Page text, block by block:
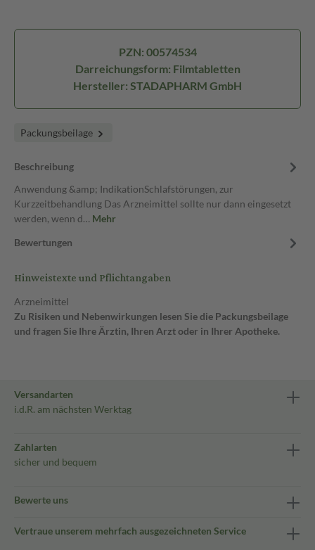
PZN: 00574534
Darreichungsform: Filmtabletten
Hersteller: STADAPHARM GmbH
Packungsbeilage
Beschreibung
Anwendung &amp; IndikationSchlafstörungen, zur
Kurzzeitbehandlung Das Arzneimittel sollte nur dann eingesetzt
werden, wenn d… Mehr
Bewertungen
Hinweistexte und Pflichtangaben
Arzneimittel
Zu Risiken und Nebenwirkungen lesen Sie die Packungsbeilage
und fragen Sie Ihre Ärztin, Ihren Arzt oder in Ihrer Apotheke.
Versandarten
i.d.R. am nächsten Werktag
Zahlarten
sicher und bequem
Bewerte uns
Vertraue unserem mehrfach ausgezeichneten Service